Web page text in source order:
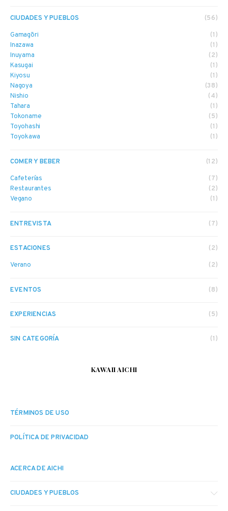
CIUDADES Y PUEBLOS (56)
Gamagōri
(1)
Inazawa
(1)
Inuyama
(2)
Kasugai
(1)
Kiyosu
(1)
Nagoya
(38)
Nishio
(4)
Tahara
(1)
Tokoname
(5)
Toyohashi
(1)
Toyokawa
(1)
COMER Y BEBER (12)
Cafeterías
(7)
Restaurantes
(2)
Vegano
(1)
ENTREVISTA (7)
ESTACIONES (2)
Verano (2)
EVENTOS (8)
EXPERIENCIAS (5)
SIN CATEGORÍA (1)
KAWAII AICHI
TÉRMINOS DE USO
POLÍTICA DE PRIVACIDAD
ACERCA DE AICHI
CIUDADES Y PUEBLOS